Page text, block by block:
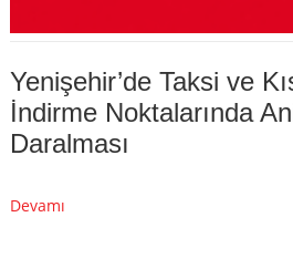
Yenişehir’de Taksi ve
İndirme Noktalarında
Daralması
Devamı